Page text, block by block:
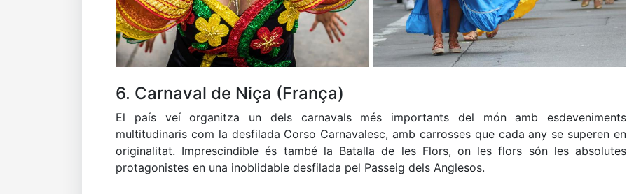
6. Carnaval de Niça (França)
El país veí organitza un dels carnavals més importants del món amb esdeveniments
multitudinaris com la desfilada Corso Carnavalesc, amb carrosses que cada any se superen en
originalitat. Imprescindible és també la Batalla de les Flors, on les flors són les absolutes
protagonistes en una inoblidable desfilada pel Passeig dels Anglesos.